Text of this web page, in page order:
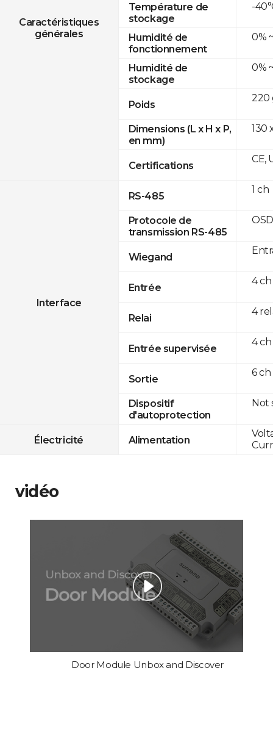
Caractéristiques
générales
Température de
stockage
Humidité de
fonctionnement
Humidité de
stockage
Poids
Dimensions (L x H x P,
en mm)
Certifications
Interface
RS-485
Protocole de
transmission RS-485
Wiegand
Entrée
Relai
Entrée supervisée
Sortie
Dispositif
d'autoprotection
Électricité Alimentation
-
0%
0%
220
130
CE,
1 ch
4 ch
4
4 ch
6 ch
Not
vidéo
Door Module Unbox and Discover